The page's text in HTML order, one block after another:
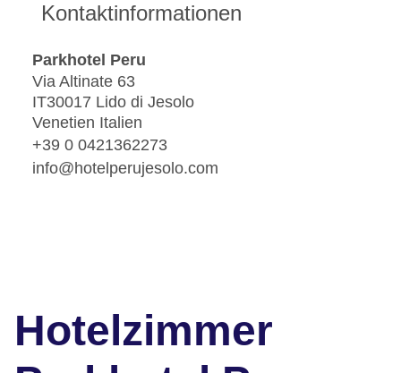
Kontaktinformationen
Parkhotel Peru
Via Altinate 63
IT30017 Lido di Jesolo
Venetien Italien
+39 0 0421362273
info@hotelperujesolo.com
Hotelzimmer